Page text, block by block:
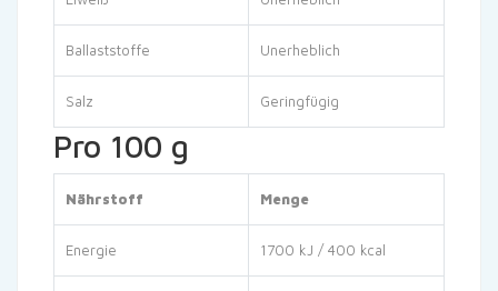
Ballaststoffe Unerheblich
Salz Geringfügig
Pro 100 g
Nährstoff Menge
Energie 1700 kJ / 400 kcal